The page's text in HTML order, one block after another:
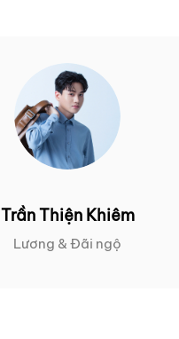
Trần Thiện Khiêm
Lương & Đãi ngộ